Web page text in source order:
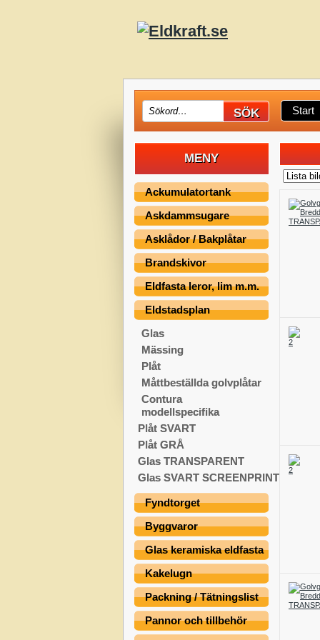
Start
MENY
Ackumulatortank
Askdammsugare
Asklådor / Bakplåtar
Brandskivor
Eldfasta leror, lim m.m.
Eldstadsplan
Glas
Mässing
Plåt
Måttbeställda golvplåtar
Contura
modellspecifika
Plåt SVART
Plåt GRÅ
Glas TRANSPARENT
Glas SVART SCREENPRINT
Fyndtorget
Byggvaror
Glas keramiska eldfasta
Kakelugn
Packning / Tätningslist
Pannor och tillbehör